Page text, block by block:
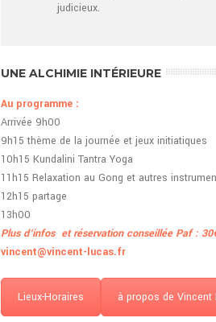
judicieux.
UNE ALCHIMIE INTÉRIEURE
Au programme :
Arrivée 9h00
9h15 thème de la journée et jeux initiatiques
10h15 Kundalini Tantra Yoga
11h15 Relaxation au Gong et autres
12h15 partage
13h00
Plus d‘infos et réservation conseillée Paf :
vincent@vincent-lucas.fr
Lieux-Horaires à propos de Vincent